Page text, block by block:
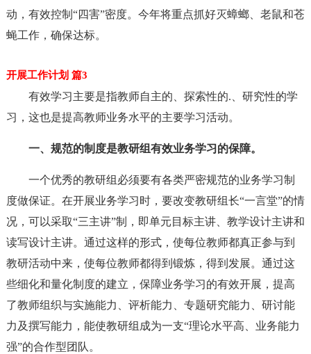
动，有效控制“四害”密度。今年将重点抓好灭蟑螂、老鼠和苍
蝇工作，确保达标。
开展工作计划 篇3
有效学习主要是指教师自主的、探索性的.、研究性的学
习，这也是提高教师业务水平的主要学习活动。
一、规范的制度是教研组有效业务学习的保障。
一个优秀的教研组必须要有各类严密规范的业务学习制
度做保证。在开展业务学习时，要改变教研组长“一言堂”的情
况，可以采取“三主讲”制，即单元目标主讲、教学设计主讲和
读写设计主讲。通过这样的形式，使每位教师都真正参与到
教研活动中来，使每位教师都得到锻炼，得到发展。通过这
些细化和量化制度的建立，保障业务学习的有效开展，提高
了教师组织与实施能力、评析能力、专题研究能力、研讨能
力及撰写能力，能使教研组成为一支“理论水平高、业务能力
强”的合作型团队。